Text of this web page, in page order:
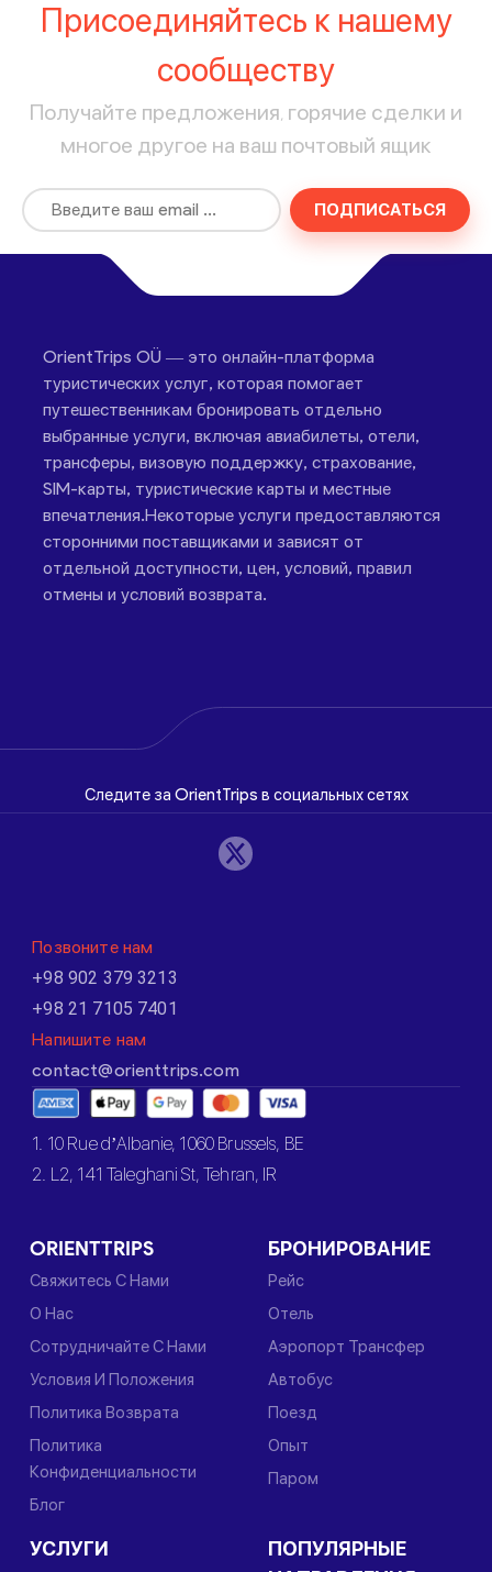
Присоединяйтесь к нашему
сообществу
Получайте предложения, горячие сделки и
многое другое на ваш почтовый ящик
ПОДПИСАТЬСЯ
OrientTrips OÜ — это онлайн-платформа
туристических услуг, которая помогает
путешественникам бронировать отдельно
выбранные услуги, включая авиабилеты, отели,
трансферы, визовую поддержку, страхование,
SIM-карты, туристические карты и местные
впечатления.Некоторые услуги предоставляются
сторонними поставщиками и зависят от
отдельной доступности, цен, условий, правил
отмены и условий возврата.
Следите за OrientTrips в социальных сетях
Позвоните нам
+98 902 379 3213
+98 21 7105 7401
Напишите нам
contact@orienttrips.com
1. 10 Rue d’Albanie, 1060 Brussels, BE
2. L2, 141 Taleghani St, Tehran, IR
ORIENTTRIPS
Свяжитесь С Нами
О Нас
Сотрудничайте С Нами
Условия И Положения
Политика Возврата
Политика
Конфиденциальности
Блог
БРОНИРОВАНИЕ
Рейс
Отель
Аэропорт Трансфер
Автобус
Поезд
Опыт
Паром
УСЛУГИ
ПОПУЛЯРНЫЕ